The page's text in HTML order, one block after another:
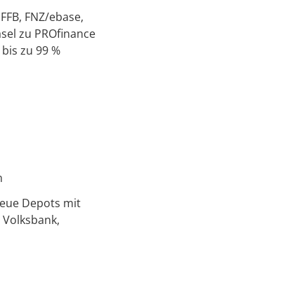
FNZ/ebase,
zu PROfinance
bis zu 99 %
Depots mit